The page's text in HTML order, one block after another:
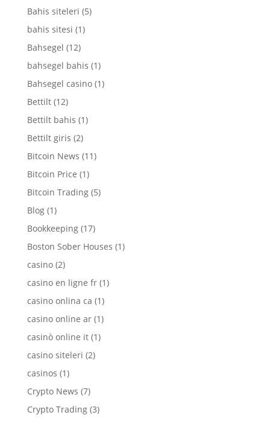
Bahis siteleri (5)
bahis sitesi (1)
Bahsegel (12)
bahsegel bahis (1)
Bahsegel casino(1)
Bettilt(12)
Bettilt bahis (1)
Bettilt giris (2)
Bitcoin News (11)
Bitcoin Price (1)
Bitcoin Trading(5)
Blog(1)
Bookkeeping(17)
Boston Sober Houses (1)
casino(2)
casino en ligne fr(1)
casino onlina ca (1)
casino online ar(1)
casinò online it(1)
casino siteleri (2)
casinos (1)
Crypto News (7)
Crypto Trading(3)